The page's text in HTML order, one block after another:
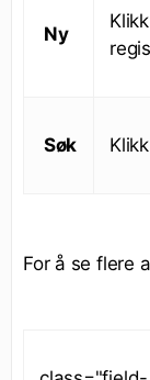
Ny
Søk
For å se flere